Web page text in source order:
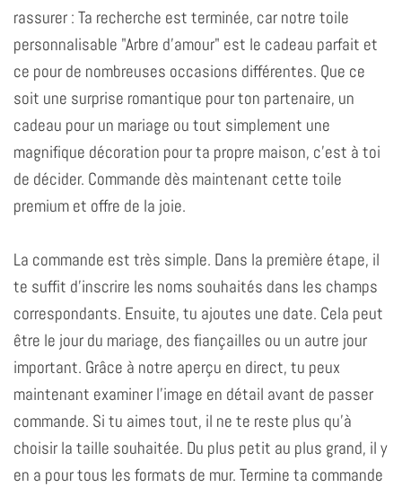
rassurer : Ta recherche est terminée, car notre toile
personnalisable "Arbre d'amour" est le cadeau parfait et
ce pour de nombreuses occasions différentes. Que ce
soit une surprise romantique pour ton partenaire, un
cadeau pour un mariage ou tout simplement une
magnifique décoration pour ta propre maison, c'est à toi
de décider. Commande dès maintenant cette toile
premium et offre de la joie.
La commande est très simple. Dans la première étape, il
te suffit d'inscrire les noms souhaités dans les champs
correspondants. Ensuite, tu ajoutes une date. Cela peut
être le jour du mariage, des fiançailles ou un autre jour
important. Grâce à notre aperçu en direct, tu peux
maintenant examiner l'image en détail avant de passer
commande. Si tu aimes tout, il ne te reste plus qu'à
choisir la taille souhaitée. Du plus petit au plus grand, il y
en a pour tous les formats de mur. Termine ta commande